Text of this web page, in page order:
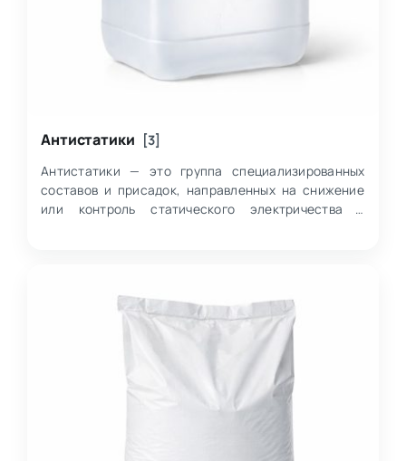
Антистатики
[3]
Антистатики — это группа специализированных
составов и присадок, направленных на снижение
или контроль статического электричества в